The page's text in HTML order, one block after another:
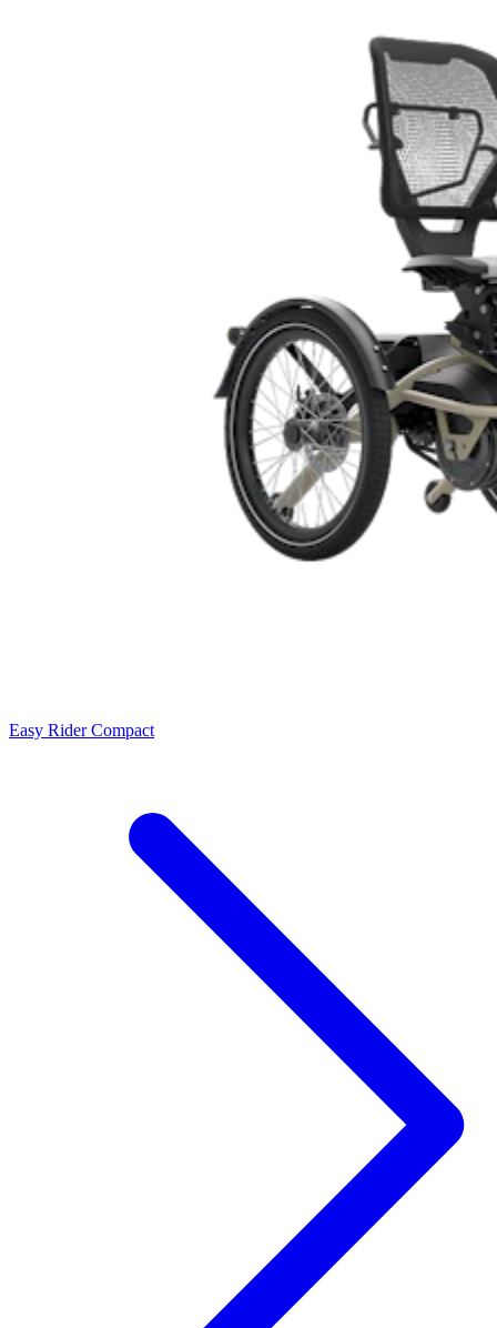
Easy Rider Compact